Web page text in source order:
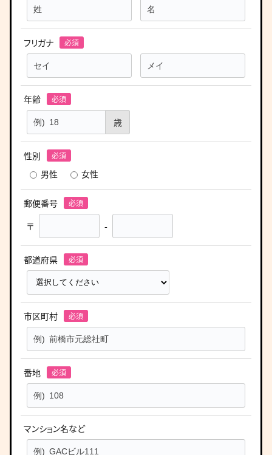
フリガナ
年齢
歳
性別
男性
女性
郵便番号
〒
-
都道府県
市区町村
番地
マンション名など